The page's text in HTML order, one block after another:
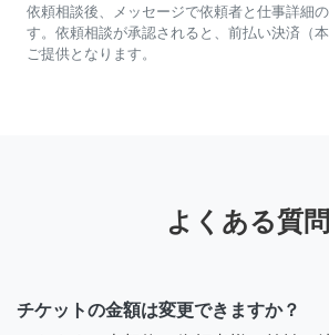
依頼相談後、メッセージで依頼者と仕事詳細
す。依頼相談が承認されると、前払い決済（
ご提供となります。
よくある質問
チケットの金額は変更できますか？